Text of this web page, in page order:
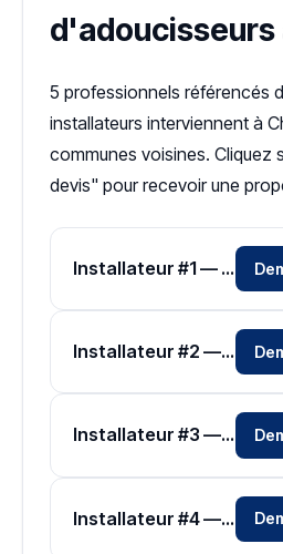
d'adoucisseurs
5 professionnels référencés
installateurs interviennent à
communes voisines. Cliquez
devis" pour recevoir une
Installateur #1 — Zone Oise
Installateur #2 — Zone Oise
Installateur #3 — Zone Oise
Installateur #4 — Zone Oise